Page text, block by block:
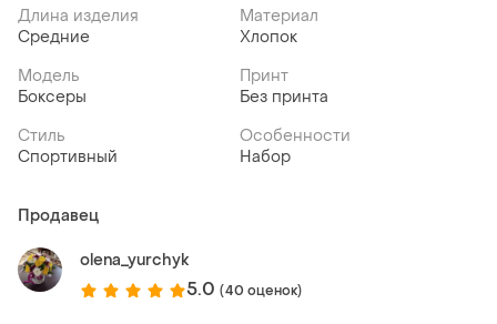
Длина изделия
Средние
Материал
Хлопок
Модель
Боксеры
Принт
Без принта
Стиль
Спортивный
Особенности
Набор
Продавец
olena_yurchyk
5.0 (40 оценок)